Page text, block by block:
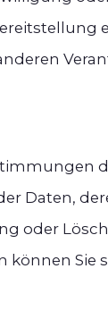
Daten,
oder
Sie